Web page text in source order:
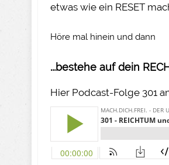
etwas wie ein RESET
Höre mal hinein und dann
...bestehe auf dein
Hier Podcast-Folge 301